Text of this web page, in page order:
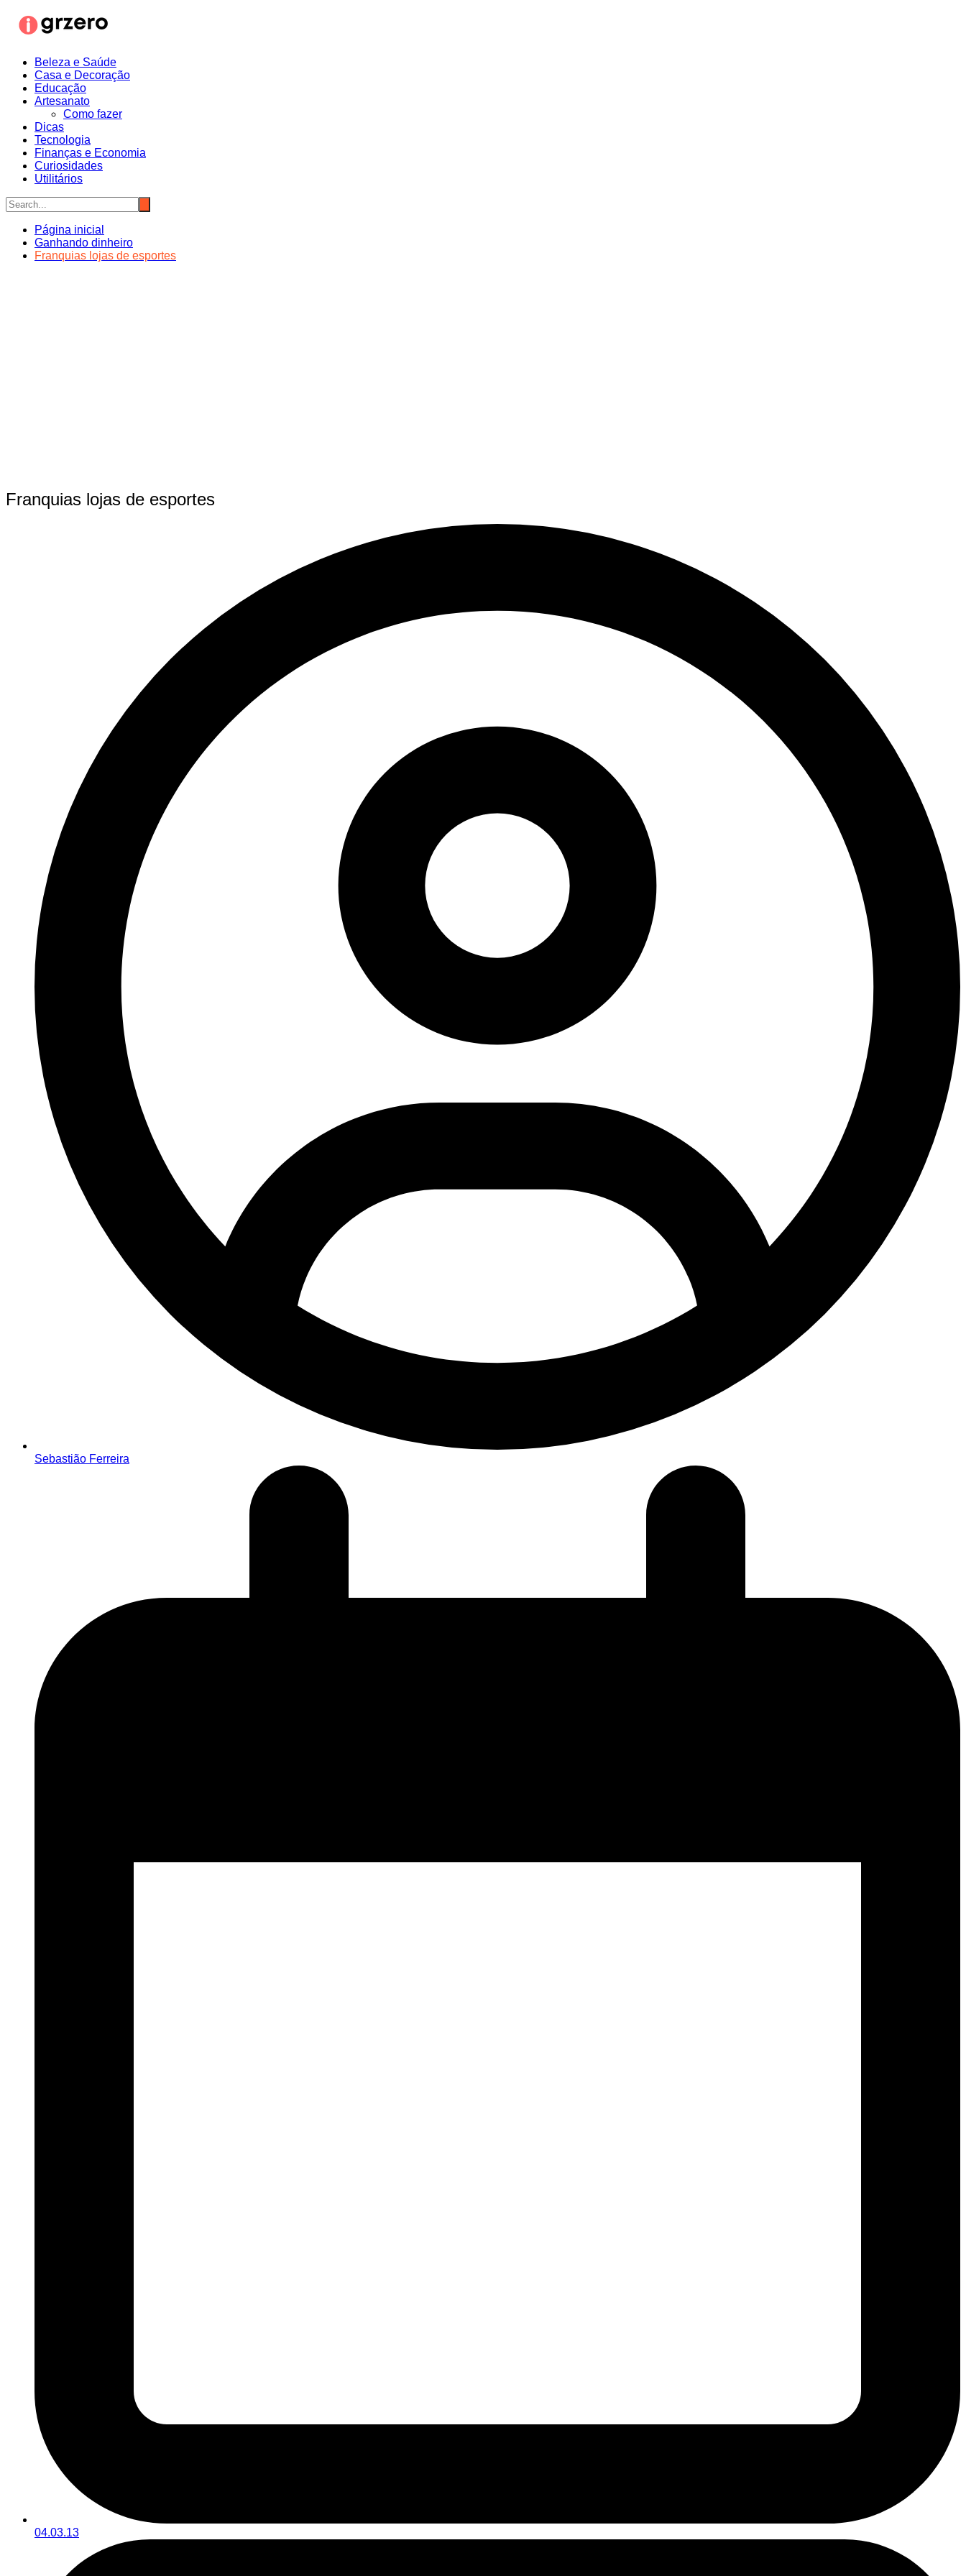
para
Beleza e Saúde
Casa e Decoração
Educação
Artesanato
Como fazer
Dicas
Tecnologia
Finanças e Economia
Curiosidades
Utilitários
Página inicial
Ganhando dinheiro
Franquias lojas de esportes
Franquias lojas de esportes
Sebastião Ferreira
04.03.13